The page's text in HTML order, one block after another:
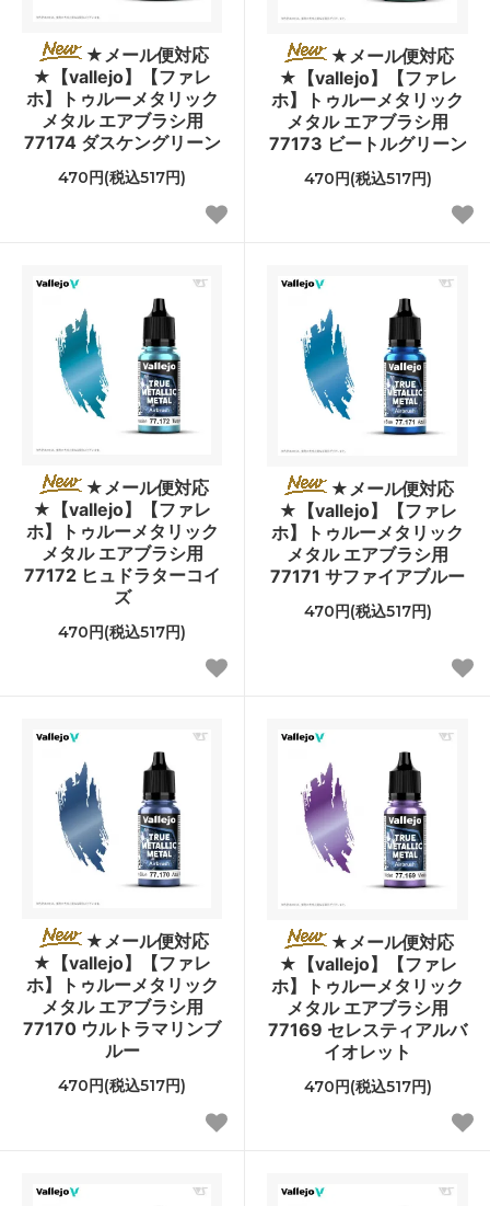
★メール便対応
★【vallejo】【ファレ
ホ】トゥルーメタリック
メタル エアブラシ用
77174 ダスケングリーン
470円(税込517円)
★メール便対応
★【vallejo】【ファレ
ホ】トゥルーメタリック
メタル エアブラシ用
77173 ビートルグリーン
470円(税込517円)
★メール便対応
★【vallejo】【ファレ
ホ】トゥルーメタリック
メタル エアブラシ用
77172 ヒュドラターコイ
ズ
470円(税込517円)
★メール便対応
★【vallejo】【ファレ
ホ】トゥルーメタリック
メタル エアブラシ用
77171 サファイアブルー
470円(税込517円)
★メール便対応
★【vallejo】【ファレ
ホ】トゥルーメタリック
メタル エアブラシ用
77170 ウルトラマリンブ
ルー
470円(税込517円)
★メール便対応
★【vallejo】【ファレ
ホ】トゥルーメタリック
メタル エアブラシ用
77169 セレスティアルバ
イオレット
470円(税込517円)